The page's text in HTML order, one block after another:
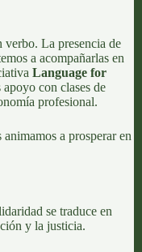
verbo. La presencia de
a acompañarlas en
Language for
con clases de
profesional.
a prosperar en
se traduce en
y la justicia.